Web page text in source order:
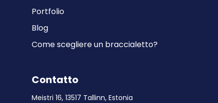
Portfolio
Blog
Come scegliere un braccialetto?
Contatto
Meistri 16, 13517 Tallinn, Estonia